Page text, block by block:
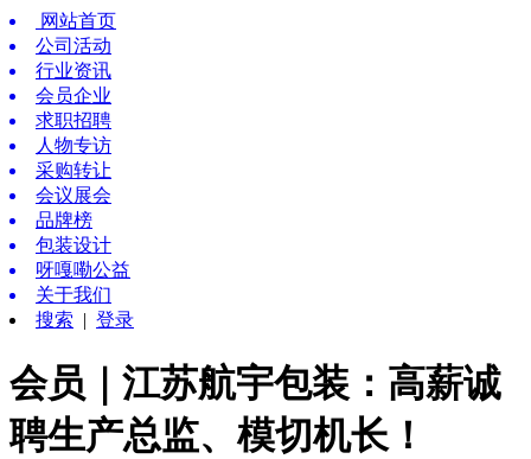
网站首页
公司活动
行业资讯
会员企业
求职招聘
人物专访
采购转让
会议展会
品牌榜
包装设计
呀嘎嘞公益
关于我们
搜索 | 登录
会员｜江苏航宇包装：高薪诚
聘生产总监、模切机长！